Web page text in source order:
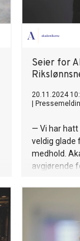
Seier for
20.11.2024
— Vi har hatt
veldig glade
medhold.
avgjørende
sier Kari